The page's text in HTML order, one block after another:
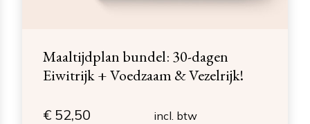
Maaltijdplan bundel: 30-dagen
Eiwitrijk + Voedzaam & Vezelrijk!
€ 52,50 incl. btw